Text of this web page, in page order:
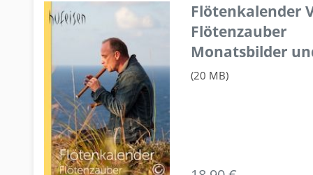
Flötenkalender
Flötenzauber
Monatsbilder
(20 MB)